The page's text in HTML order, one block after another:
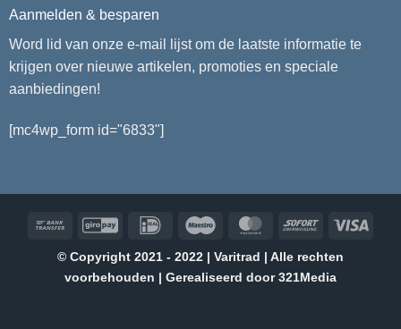
Aanmelden & besparen
Word lid van onze e-mail lijst om de laatste informatie te
krijgen over nieuwe artikelen, promoties en speciale
aanbiedingen!
[mc4wp_form id="6833"]
Bank
GiroPay IDeal Maestro MasterCardSofort
© Copyright 2021 - 2022 | Varitrad | Alle rechten
voorbehouden | Gerealiseerd door321Media